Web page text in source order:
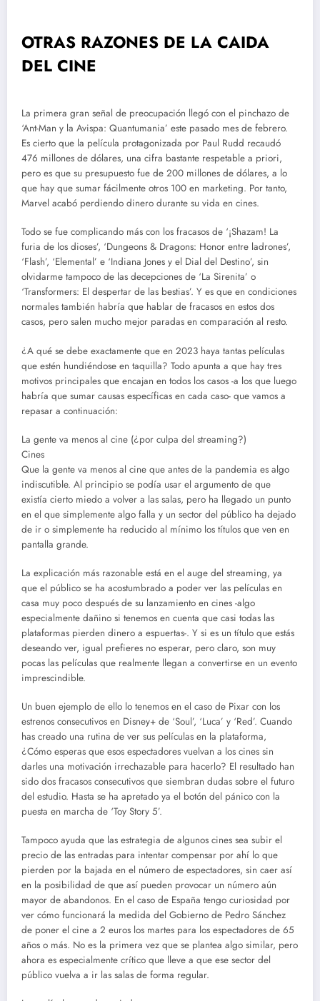
OTRAS RAZONES DE LA CAIDA
DEL CINE
La primera gran señal de preocupación llegó con el pinchazo de
‘Ant-Man y la Avispa: Quantumania’ este pasado mes de febrero.
Es cierto que la película protagonizada por Paul Rudd recaudó
476 millones de dólares, una cifra bastante respetable a priori,
pero es que su presupuesto fue de 200 millones de dólares, a lo
que hay que sumar fácilmente otros 100 en marketing. Por tanto,
Marvel acabó perdiendo dinero durante su vida en cines.
Todo se fue complicando más con los fracasos de ‘¡Shazam! La
furia de los dioses’, ‘Dungeons & Dragons: Honor entre ladrones’,
‘Flash’, ‘Elemental’ e ‘Indiana Jones y el Dial del Destino’, sin
olvidarme tampoco de las decepciones de ‘La Sirenita’ o
‘Transformers: El despertar de las bestias’. Y es que en condiciones
normales también habría que hablar de fracasos en estos dos
casos, pero salen mucho mejor paradas en comparación al resto.
¿A qué se debe exactamente que en 2023 haya tantas películas
que estén hundiéndose en taquilla? Todo apunta a que hay tres
motivos principales que encajan en todos los casos -a los que luego
habría que sumar causas específicas en cada caso- que vamos a
repasar a continuación:
La gente va menos al cine (¿por culpa del streaming?)
Cines
Que la gente va menos al cine que antes de la pandemia es algo
indiscutible. Al principio se podía usar el argumento de que
existía cierto miedo a volver a las salas, pero ha llegado un punto
en el que simplemente algo falla y un sector del público ha dejado
de ir o simplemente ha reducido al mínimo los títulos que ven en
pantalla grande.
La explicación más razonable está en el auge del streaming, ya
que el público se ha acostumbrado a poder ver las películas en
casa muy poco después de su lanzamiento en cines -algo
especialmente dañino si tenemos en cuenta que casi todas las
plataformas pierden dinero a espuertas-. Y si es un título que estás
deseando ver, igual prefieres no esperar, pero claro, son muy
pocas las películas que realmente llegan a convertirse en un evento
imprescindible.
Un buen ejemplo de ello lo tenemos en el caso de Pixar con los
estrenos consecutivos en Disney+ de ‘Soul’, ‘Luca’ y ‘Red’. Cuando
has creado una rutina de ver sus películas en la plataforma,
¿Cómo esperas que esos espectadores vuelvan a los cines sin
darles una motivación irrechazable para hacerlo? El resultado han
sido dos fracasos consecutivos que siembran dudas sobre el futuro
del estudio. Hasta se ha apretado ya el botón del pánico con la
puesta en marcha de ‘Toy Story 5’.
Tampoco ayuda que las estrategia de algunos cines sea subir el
precio de las entradas para intentar compensar por ahí lo que
pierden por la bajada en el número de espectadores, sin caer así
en la posibilidad de que así pueden provocar un número aún
mayor de abandonos. En el caso de España tengo curiosidad por
ver cómo funcionará la medida del Gobierno de Pedro Sánchez
de poner el cine a 2 euros los martes para los espectadores de 65
años o más. No es la primera vez que se plantea algo similar, pero
ahora es especialmente crítico que lleve a que ese sector del
público vuelva a ir las salas de forma regular.